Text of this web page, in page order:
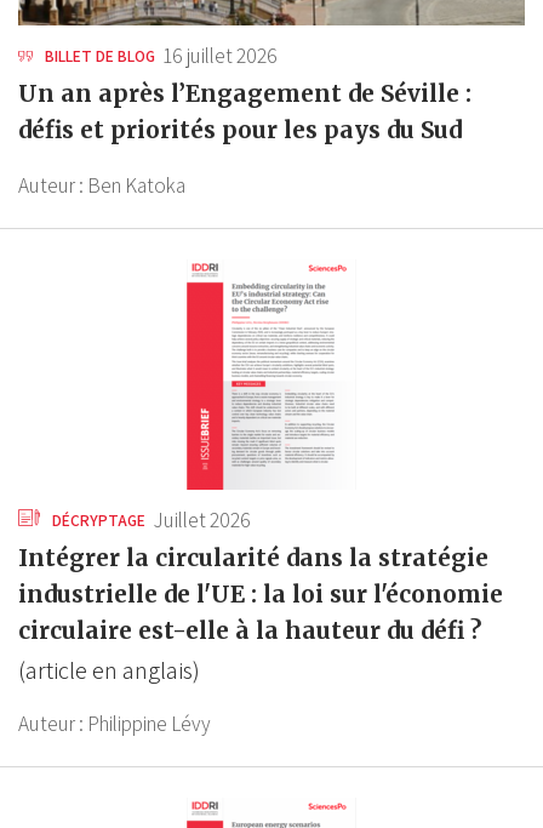
BILLET DE BLOG 16 juillet 2026
Un an après l’Engagement de Séville :
défis et priorités pour les pays du Sud
Auteur : Ben Katoka
DÉCRYPTAGE Juillet 2026
Intégrer la circularité dans la stratégie
industrielle de l'UE : la loi sur l'économie
circulaire est-elle à la hauteur du défi ?
(article en anglais)
Auteur : Philippine Lévy